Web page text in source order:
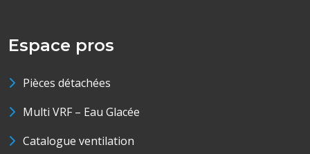
Espace pros
Pièces détachées
Multi VRF – Eau Glacée
Catalogue ventilation